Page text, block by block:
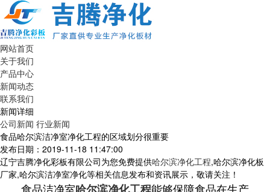
网站首页
关于我们
产品中心
新闻动态
联系我们
新闻详细
公司新闻 行业新闻
食品哈尔滨洁净室净化工程的区域划分很重要
发布日期：2019-11-18 11:47:00
辽宁吉腾净化彩板有限公司为您免费提供哈尔滨净化工程,哈尔滨净化板
厂家,哈尔滨洁净室净化等相关信息发布和资讯展示，敬请关注！
食品洁净室
能够保障食品在生产、